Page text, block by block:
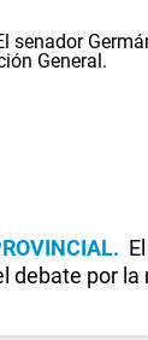
debate por la